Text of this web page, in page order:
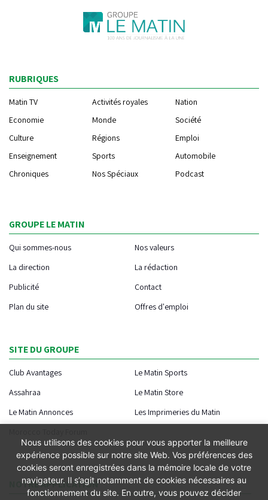
RUBRIQUES
Matin TV Activités royales
Nation
Economie
Monde
Société
Culture
Régions
Emploi
Enseignement
Sports
Automobile
Chroniques
Nos Spéciaux Podcast
GROUPE LE MATIN
Qui sommes-nous
Nos valeurs
La direction
La rédaction
Publicité
Contact
Plan du site
Offres d'emploi
SITE DU GROUPE
Club Avantages
Le Matin Sports
Assahraa
Le Matin Store
Le Matin Annonces
Les Imprimeries du Matin
NOTRE APPLICATION
Nous utilisons des cookies pour vous apporter la meilleure
expérience possible sur notre site Web. Vos préférences des
cookies seront enregistrées dans la mémoire locale de votre
navigateur. Il s’agit notamment de cookies nécessaires au
fonctionnement du site. En outre, vous pouvez décider